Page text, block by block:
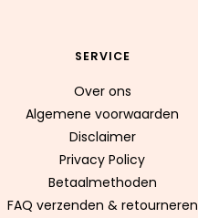
SERVICE
Over ons
Algemene voorwaarden
Disclaimer
Privacy Policy
Betaalmethoden
FAQ verzenden & retourneren